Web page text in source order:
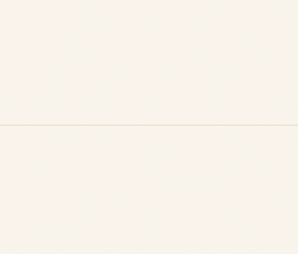
Ton statut affiché